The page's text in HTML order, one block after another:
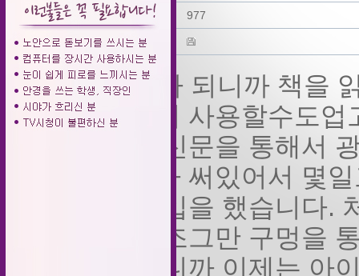
조회 977
파일
50대가 되니까 책을
속해서 사용할수도업
차에 신문을 통해서
기사가 써있어서 몇
서 구입을 했습니다.
지만 조그만 구멍을
이 되니까 이제는 아